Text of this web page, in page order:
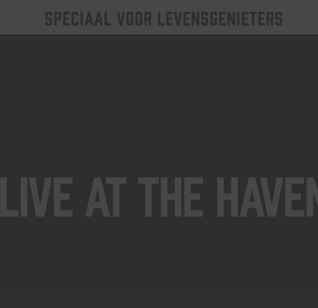
SPECIAAL VOOR LEVENSGENIETERS
Live At The